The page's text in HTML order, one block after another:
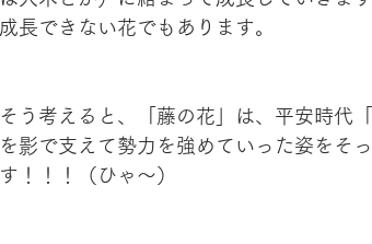
成長できない花でもあります。
そう考えると、「藤の花」は、平安時代
を影で支えて勢力を強めていった姿をそ
す！！！（ひゃ～）